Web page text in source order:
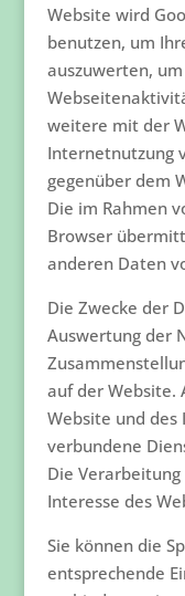
Website wird
benutzen, um
auszuwerten,
weitere mit der
Internetnutzung
gegenüber dem
Die im Rahmen
Browser
anderen Daten
Die Zwecke der
Auswertung der
auf der Website.
Website und
verbundene
Die
Interesse des
Sie können die
entsprechende